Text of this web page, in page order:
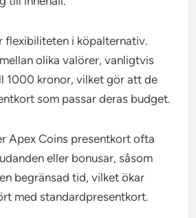
flexibiliteten i köpalternativ.
olika valörer, vanligtvis
1000 kronor, vilket gör att de
som passar deras budget.
Apex Coins presentkort ofta
eller bonusar, såsom
begränsad tid, vilket ökar
med standardpresentkort.